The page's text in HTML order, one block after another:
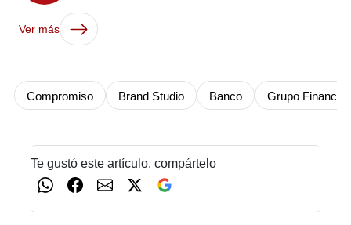
Ver más
Compromiso Brand Studio Banco Grupo
Te gustó este artículo, compártelo